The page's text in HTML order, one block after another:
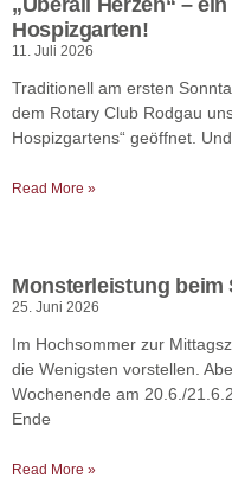
„Überall Herzen“ –
Hospizgarten!
11. Juli 2026
Traditionell am ersten
dem Rotary Club Rodgau
Hospizgartens“ geöffnet.
Read More »
Monsterleistung beim
25. Juni 2026
Im Hochsommer zur
die Wenigsten vorstellen.
Wochenende am 20.6./
Ende
Read More »